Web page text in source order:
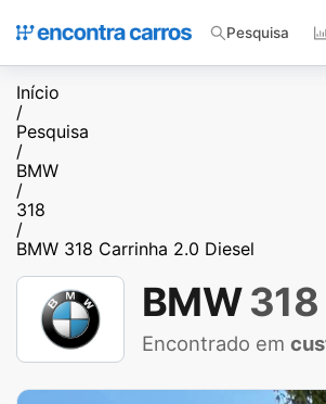
Pesquisa
Início
/
Pesquisa
/
BMW
/
318
/
BMW 318 Carrinha 2.0 Diesel
BMW 318
Encontrado em